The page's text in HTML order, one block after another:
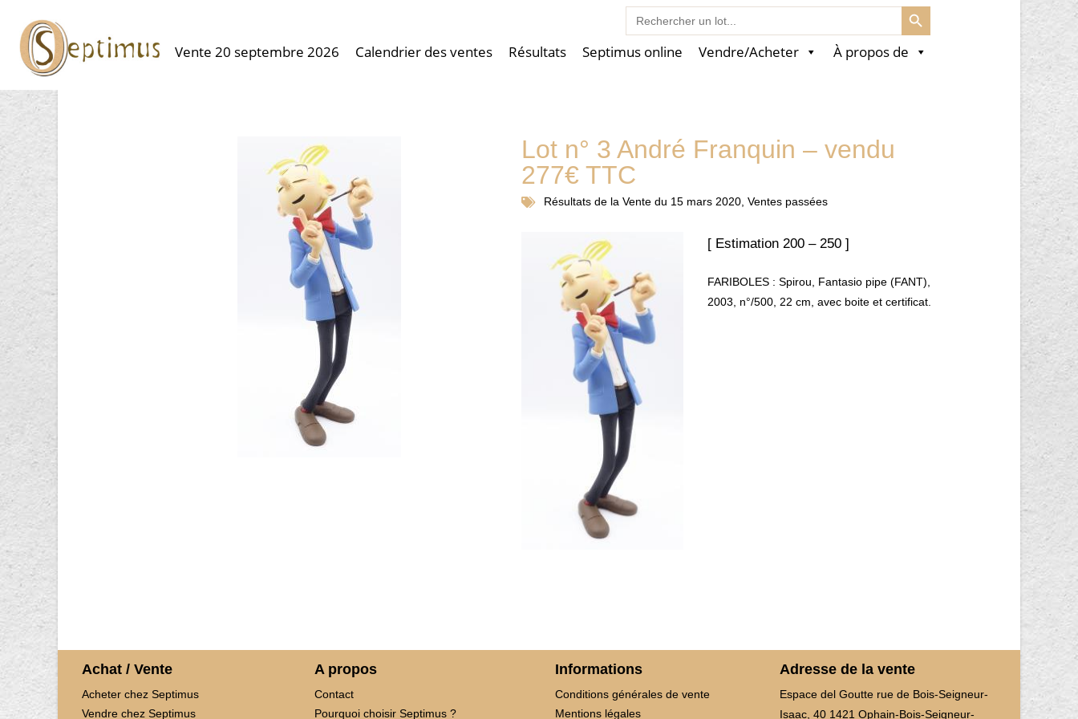
Search
for:
SEARCH BUTTON
Vente 20 septembre 2026 Calendrier des ventes Résultats Septimus online Vendre/Acheter À propos de
Lot n° 3 André Franquin – vendu
277€ TTC
Résultats de la Vente du 15 mars 2020, Ventes passées
[ Estimation 200 – 250 ]
FARIBOLES : Spirou, Fantasio pipe (FANT),
2003, n°/500, 22 cm, avec boite et certificat.
Achat / Vente
Acheter chez Septimus
Vendre chez Septimus
A propos
Contact
Pourquoi choisir Septimus ?
Informations
Conditions générales de vente
Mentions légales
Adresse de la vente
Espace del Goutte rue de Bois-Seigneur-
Isaac, 40 1421 Ophain-Bois-Seigneur-